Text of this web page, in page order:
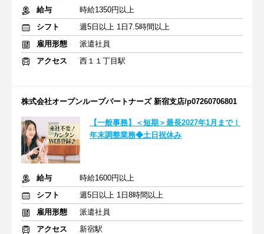
給与
時給1350円以上
シフト
週5日以上 1日7.5時間以上
雇用形態
派遣社員
アクセス
西１１丁目駅
株式会社オープンループパートナーズ 新宿支店/p07260706801
【一般事務】＜短期＞最長2027年1月まで！
年末調整業務◆土日祝休み
給与
時給1600円以上
シフト
週5日以上 1日8時間以上
雇用形態
派遣社員
アクセス
新宿駅